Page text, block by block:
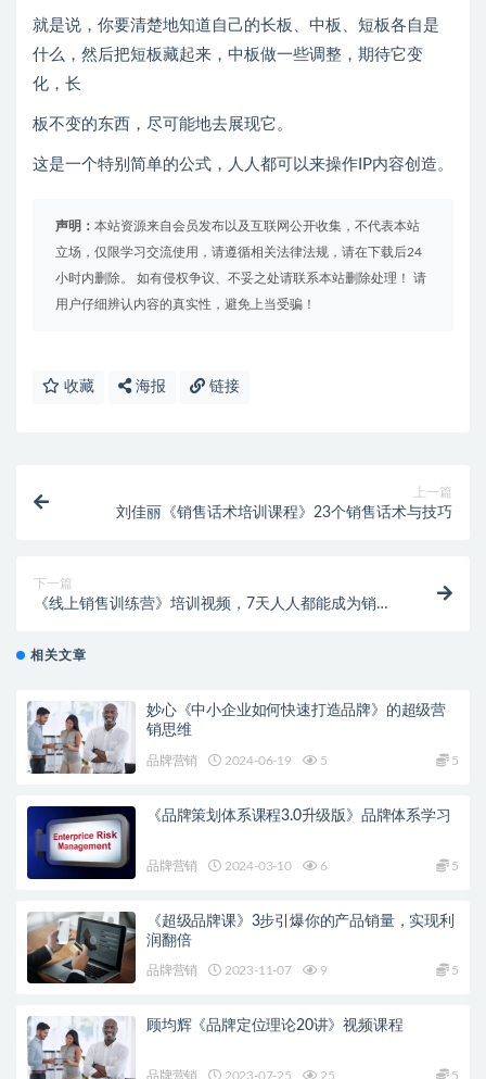
就是说，你要清楚地知道自己的长板、中板、短板各自是
什么，然后把短板藏起来，中板做一些调整，期待它变
化，长
板不变的东西，尽可能地去展现它。
这是一个特别简单的公式，人人都可以来操作IP内容创造。
声明： 本站资源来自会员发布以及互联网公开收集，不代表本站
立场，仅限学习交流使用，请遵循相关法律法规，请在下载后24
小时内删除。 如有侵权争议、不妥之处请联系本站删除处理！ 请
用户仔细辨认内容的真实性，避免上当受骗！
收藏 海报 链接
上一篇
刘佳丽《销售话术培训课程》23个销售话术与技巧
下一篇
《线上销售训练营》培训视频，7天人人都能成为销售
相关文章
妙心《中小企业如何快速打造品牌》的超级营
销思维
品牌营销 2024-06-19 5 5
《品牌策划体系课程3.0升级版》品牌体系学习
品牌营销 2024-03-10 6 5
《超级品牌课》3步引爆你的产品销量，实现利
润翻倍
品牌营销 2023-11-07 9 5
顾均辉《品牌定位理论20讲》视频课程
品牌营销 2023-07-25 25 5